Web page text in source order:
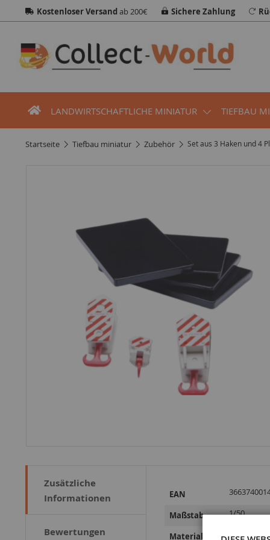
Kostenloser Versandab 200€ Sichere Zahlung
LANDWIRTSCHAFTLICHE MINIATUR TIEFBAU
startseite tiefbau miniatur zubehör Set aus 3 Haken und 4
Zusätzliche
Informationen
Bewertungen
Informationen
EAN
Maßstab 1/50
Material